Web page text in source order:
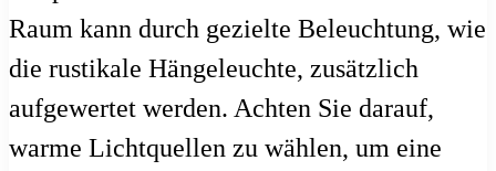
Raum kann durch gezielte Beleuchtung, wie
die rustikale Hängeleuchte, zusätzlich
aufgewertet werden. Achten Sie darauf,
warme Lichtquellen zu wählen, um eine